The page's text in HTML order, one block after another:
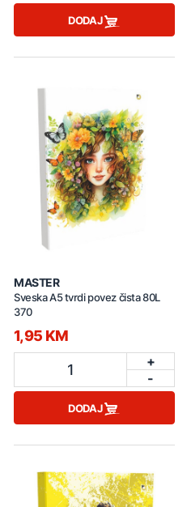
DODAJ
MASTER
Sveska A5 tvrdi povez čista 80L
370
1,95 KM
1
+
-
DODAJ